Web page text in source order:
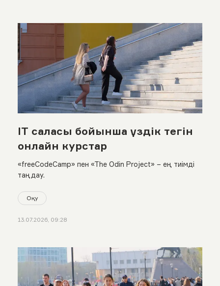
IT саласы бойынша үздік тегін
онлайн курстар
«freeCodeCamp» пен «The Odin Project» – ең тиімді
таңдау.
Оқу
13.07.2026, 09:28